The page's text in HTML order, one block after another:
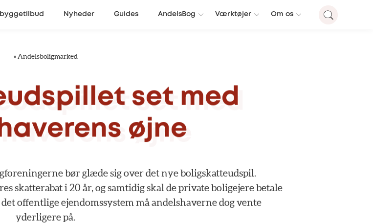
byggetilbud Nyheder Guides AndelsBog Værktøjer Om os
« Andelsboligmarked
set med
øjne
bør glæde sig over det nye boligskatteudspil.
skatterabati 20 år,ogsamtidigskal deprivateboligejerebetale
detoffentligeejendomssystem måandelshavernedogvente
yderligerepå.